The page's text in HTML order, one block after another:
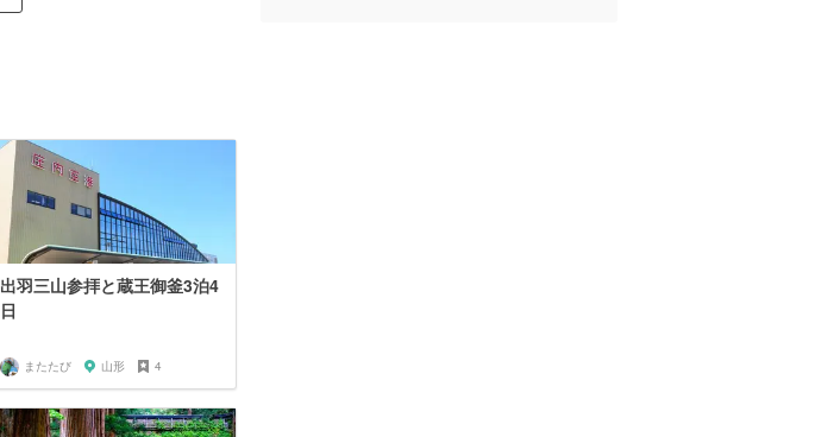
出羽三山参拝と蔵王御釜3泊4
日
またたび 山形 4